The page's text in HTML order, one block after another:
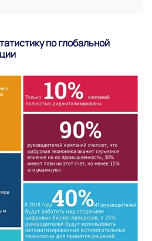
по глобальной